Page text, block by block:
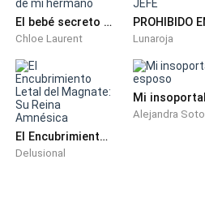
El bebé secreto del mejor amigo de mi hermano
Chloe Laurent Lunaroja
El Encubrimiento Letal del Magnate: Su Reina Amnésica
Delusional
Alejandra Soto